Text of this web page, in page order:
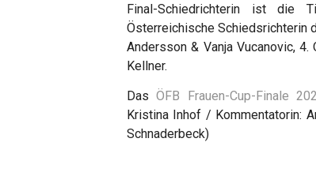
Final-Schiedrichterin ist die
Österreichische Schiedsrichterin
Andersson & Vanja Vucanovic,
Kellner.
DasÖFB Frauen-Cup-Finale
Kristina Inhof / Kommentatorin:
Schnaderbeck)